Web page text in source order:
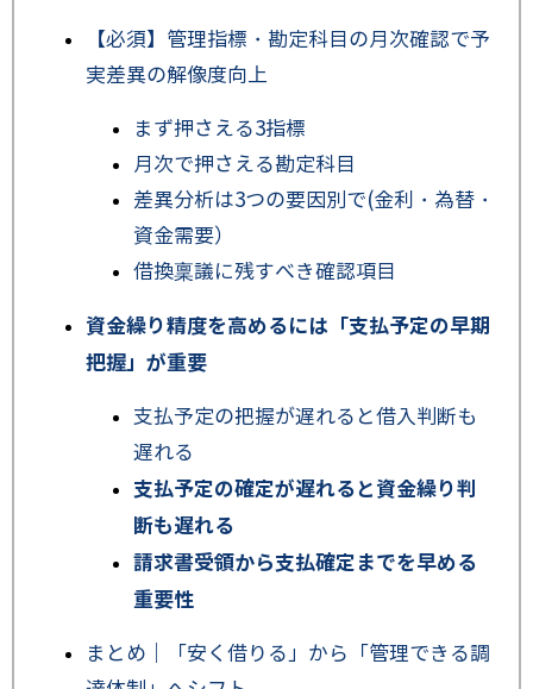
【必須】管理指標・勘定科目の月次確認で予
実差異の解像度向上
まず押さえる3指標
月次で押さえる勘定科目
差異分析は3つの要因別で(金利・為替・
資金需要）
借換稟議に残すべき確認項目
資金繰り精度を高めるには「支払予定の早期
把握」が重要
支払予定の把握が遅れると借入判断も
遅れる
支払予定の確定が遅れると資金繰り判
断も遅れる
請求書受領から支払確定までを早める
重要性
まとめ｜「安く借りる」から「管理できる調